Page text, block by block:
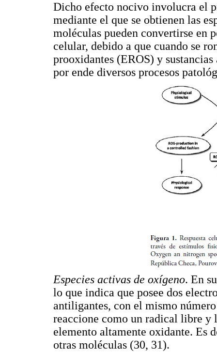
Dicho efecto nocivo involucra el
mediante el que se obtienen las
moléculas pueden convertirse en
celular, debido a que cuando se
prooxidantes (EROS) y
por ende diversos procesos
Especies activas de oxígeno. En
lo que indica que posee dos
antiligantes, con el mismo
reaccione como un radical libre y
elemento altamente oxidante. Es
otras moléculas (30, 31).